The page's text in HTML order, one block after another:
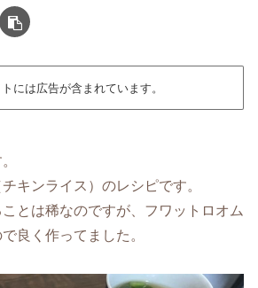
には広告が含まれています。
キンライス）のレシピです。
とは稀なのですが、フワットロオム
良く作ってました。